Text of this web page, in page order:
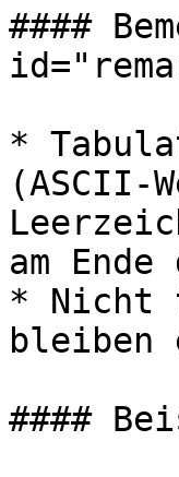
####
*
(ASCII-
am
* Nicht
bleiben
####